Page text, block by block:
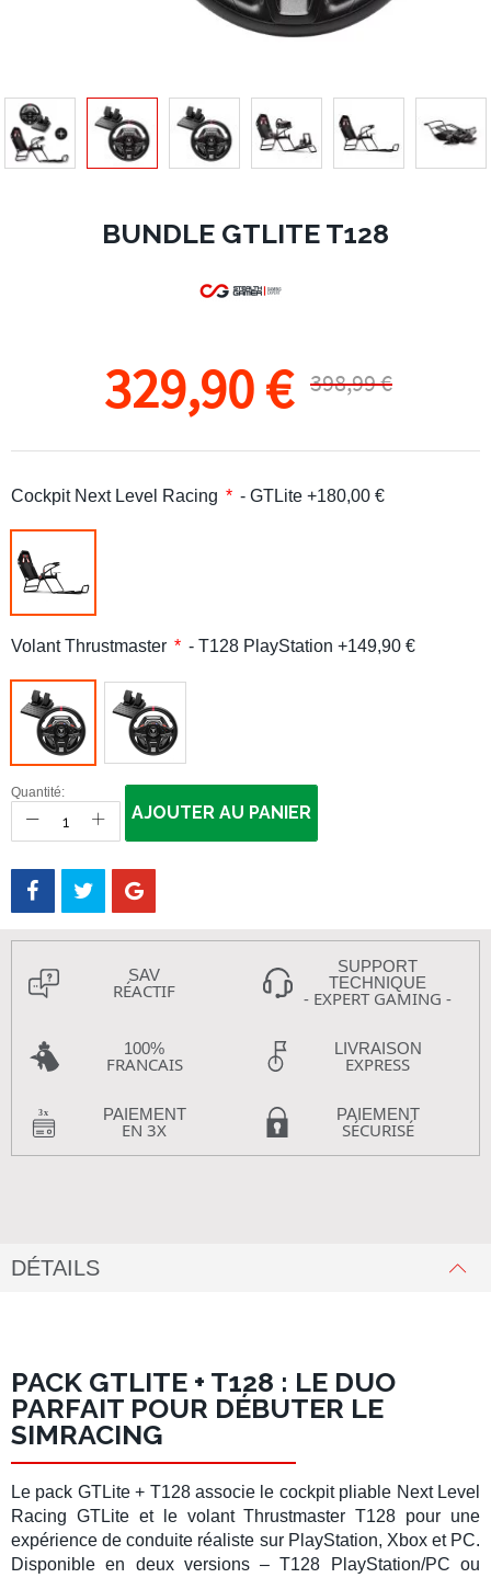
BUNDLE GTLITE T128
329,90 € 398,99 €
Cockpit Next Level Racing - GTLite +180,00 €
Volant Thrustmaster - T128 PlayStation +149,90 €
Quantité:
AJOUTER AU PANIER
SAV
RÉACTIF
SUPPORT
TECHNIQUE
- EXPERT GAMING -
100%
FRANCAIS
LIVRAISON
EXPRESS
PAIEMENT
EN 3X
PAIEMENT
SÉCURISÉ
DÉTAILS
PACK GTLITE + T128 : LE DUO
PARFAIT POUR DÉBUTER LE
SIMRACING
Le pack GTLite + T128associe le cockpit pliable Next Level
Racing GTLiteet le volant Thrustmaster T128 pour une
expérience deconduite réaliste sur PlayStation, Xboxet PC.
Disponible en deux versions –T128 PlayStation/PC ou